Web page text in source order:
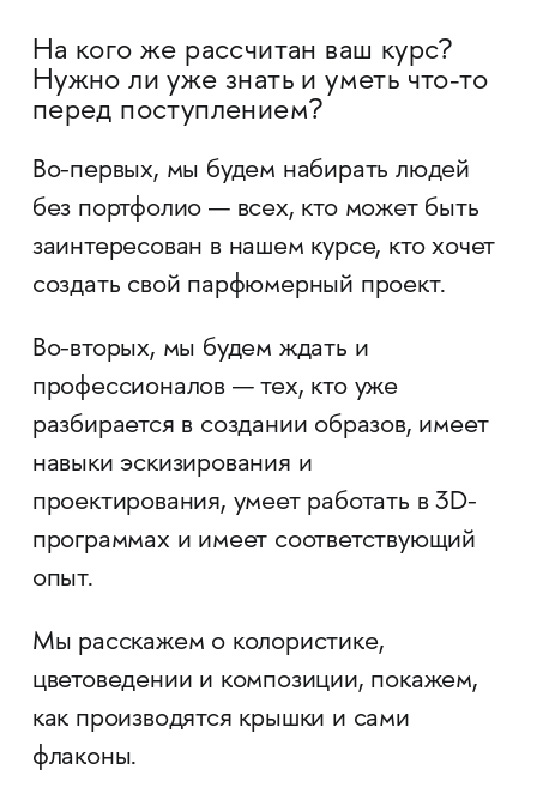
На кого же рассчитан ваш курс?
Нужно ли уже знать и уметь что-то
перед поступлением?
Во-первых, мы будем набирать людей
без портфолио — всех, кто может быть
заинтересован в нашем курсе, кто хочет
создать свой парфюмерный проект.
Во-вторых, мы будем ждать и
профессионалов — тех, кто уже
разбирается в создании образов, имеет
навыки эскизирования и
проектирования, умеет работать в 3D-
программах и имеет соответствующий
опыт.
Мы расскажем о колористике,
цветоведении и композиции, покажем,
как производятся крышки и сами
флаконы.